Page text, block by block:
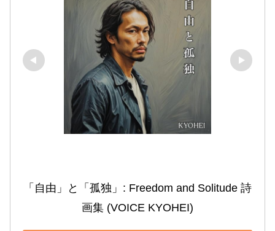
「自由」と「孤独」: Freedom and Solitude 詩
画集 (VOICE KYOHEI)